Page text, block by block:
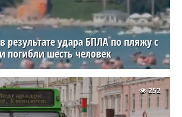
результате удара БПЛА по пляжу с
шесть человек
252